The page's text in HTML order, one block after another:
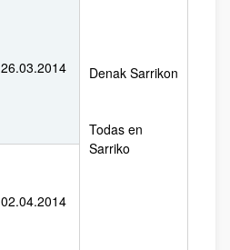
Denak Sarrikon
Todas en
Sarriko
26.03.2014
02.04.2014